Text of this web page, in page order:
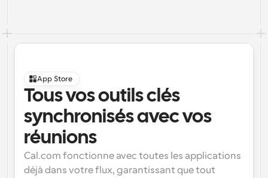
App Store
Tous vos outils clés
synchronisés avec vos
réunions
Cal.com fonctionne avec toutes les applications
déjà dans votre flux, garantissant que tout